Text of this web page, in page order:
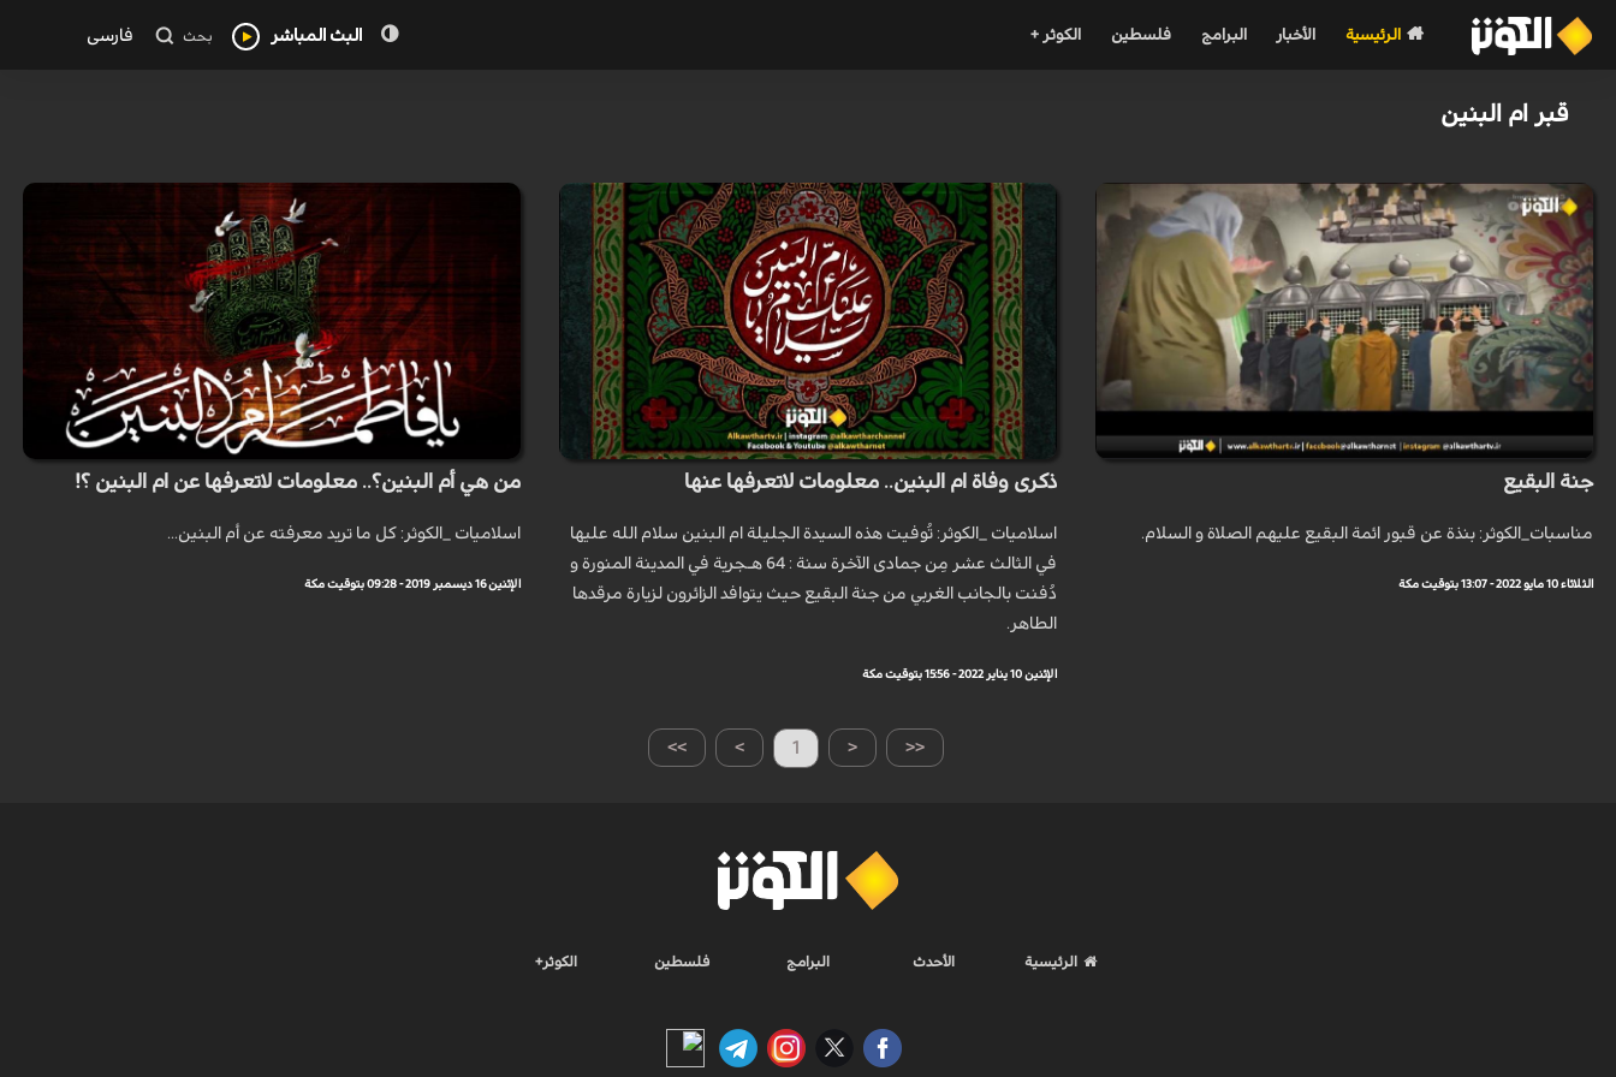
الرئيسية الأخبار البرامج فلسطين الكوثر + البث المباشر بحث فارسی
قبر ام البنين
جنة البقيع
مناسبات_الكوثر: بنذة عن قبور ائمة البقيع عليهم الصلاة و السلام.
الثلاثاء 10 مايو 2022 - 13:07 بتوقيت مكة
ذكرى وفاة ام البنين.. معلومات لاتعرفها عنها
اسلاميات _الكوثر: تُوفيت هذه السيدة الجليلة ام البنين سلام الله عليها
في الثالث عشر مِن جمادى الآخرة سنة : 64 هـجرية في المدينة المنورة و
دُفنت بالجانب الغربي من جنة البقيع حيث يتوافد الزائرون لزيارة مرقدها
الطاهر.
الإثنين 10 يناير 2022 - 15:56 بتوقيت مكة
من هي أم البنين؟.. معلومات لاتعرفها عن ام البنين ؟!
اسلاميات _الكوثر: كل ما تريد معرفته عن أم البنين...
الإثنين 16 ديسمبر 2019 - 09:28 بتوقيت مكة
>> > 1 < <<
الرئيسية الأحدث البرامج فلسطين الكوثر+